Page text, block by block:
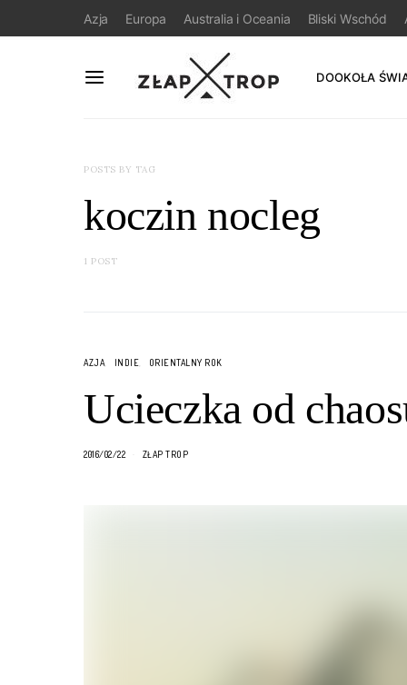
Azja Europa Australia i Oceania Bliski Wschód
DOOKOŁA
POSTS BY TAG
koczin nocleg
1 POST
AZJA INDIE ORIENTALNY ROK
Ucieczka od
2016/02/22 ZŁAP TROP